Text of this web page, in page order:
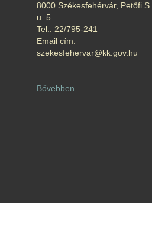
8000 Székesfehérvár, Petőfi S.
u. 5.
Tel.: 22/795-241
Email cím:
szekesfehervar@kk.gov.hu
Bővebben...